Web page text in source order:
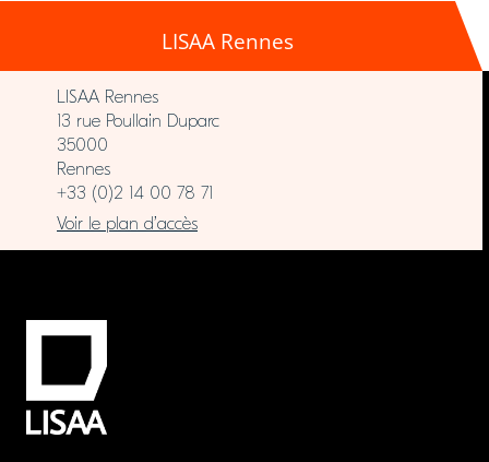
LISAA Rennes
LISAA Rennes
13 rue Poullain Duparc
35000
Rennes
+33 (0)2 14 00 78 71
Voir le plan d’accès